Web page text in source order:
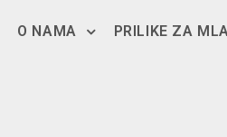
O NAMA PRILIKE ZA